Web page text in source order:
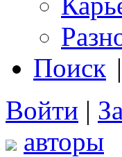
Поиск |
Войти |
авторы